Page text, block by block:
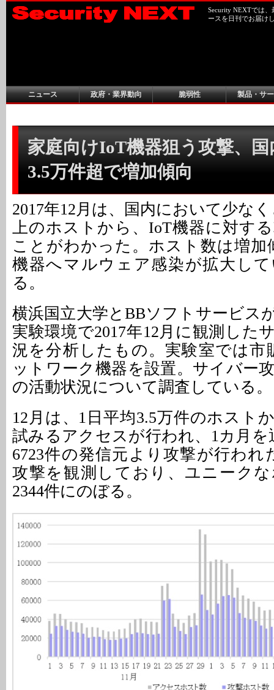
Security NEXTでは
ースを日刊でお届け
ニュース 政府・業界動向 脆弱性 製品・サ
家庭向けIoT機器狙う攻撃、
3.5万件超で増加傾向
2017年12月は、国内において少な
上のホストから、IoT機器に対す
ことがわかった。ホスト数は増加
機器へマルウェア感染が拡大し
る。
横浜国立大学とBBソフトサービス
実験環境で2017年12月に観測した
況を分析したもの。実験室では市
ットワーク機器を設置。サイバー
の活動状況について調査している。
12月は、1日平均3.5万件のホスト
試みるアクセスが行われ、1カ月を
6723件の発信元より攻撃が行われ
攻撃を観測しており、ユニーク
2344件にのぼる。